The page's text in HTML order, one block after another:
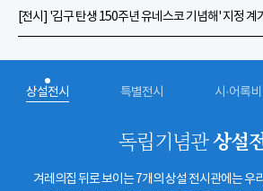
상설전시 특별전시 시·어록비
독립기념관상설
겨레의집 뒤로 보이는 7개의 상설 전시관에는 우